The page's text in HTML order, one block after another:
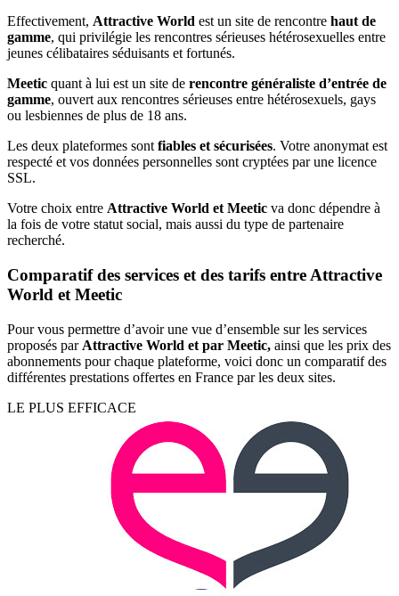
Effectivement, Attractive World est un site de rencontre haut de
gamme, qui privilégie les rencontres sérieuses hétérosexuelles entre
jeunes célibataires séduisants et fortunés.
Meetic quant à lui est un site de rencontre généraliste d’entrée de
gamme, ouvert aux rencontres sérieuses entre hétérosexuels, gays
ou lesbiennes de plus de 18 ans.
Les deux plateformes sontfiables et sécurisées. Votre anonymat est
respecté et vos données personnelles sont cryptées par une licence
SSL.
Votre choix entre Attractive World et Meetic va donc dépendre à
la fois de votre statut social, mais aussi du type de partenaire
recherché.
Comparatif des services et des tarifs entre Attractive
World et Meetic
Pour vous permettre d’avoir une vue d’ensemble sur les services
proposés par Attractive World et par Meetic, ainsi que les prix des
abonnements pour chaque plateforme, voici donc un comparatif des
différentes prestations offertes en France par les deux sites.
LE PLUS EFFICACE